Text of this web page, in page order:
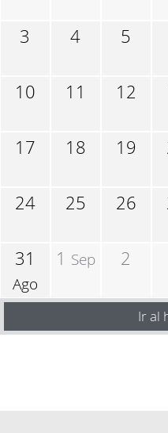
3 4 5
10 11 12
17 18 19
24 25 26
31
Ago
1 Sep 2
Ir al